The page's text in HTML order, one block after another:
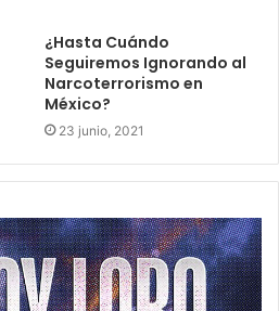
¿Hasta Cuándo
Seguiremos Ignorando al
Narcoterrorismo en
México?
23 junio, 2021